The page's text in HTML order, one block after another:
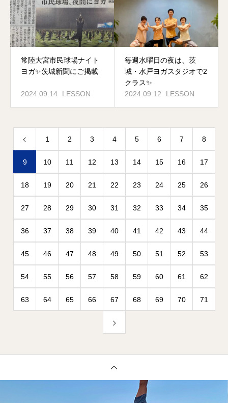
常陸大宮市民球場ナイト
ヨガ✨茨城新聞にご掲載
2024.09.14 LESSON
毎週水曜日の夜は、茨
城・水戸ヨガスタジオで2
クラス✨
2024.09.12
LESSON
1 2 3 4 5 6 7 8
9 10 11 12 13 14 15 16 17
18 19 20 21 22 23 24 25 26
27 28 29 30 31 32 33 34 35
36 37 38 39 40 41 42 43 44
45 46 47 48 49 50 51 52 53
54 55 56 57 58 59 60 61 62
63 64 65 66 67 68 69 70 71